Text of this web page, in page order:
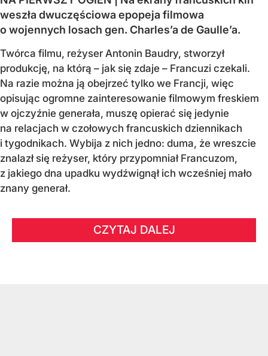
weszła dwuczęściowa epopeja filmowa
o wojennych losach gen. Charles’a de Gaulle’a.
Twórca filmu, reżyser Antonin Baudry, stworzył
produkcję, na którą – jak się zdaje – Francuzi czekali.
Na razie można ją obejrzeć tylko we Francji, więc
opisując ogromne zainteresowanie filmowym freskiem
w ojczyźnie generała, muszę opierać się jedynie
na relacjach w czołowych francuskich dziennikach
i tygodnikach. Wybija z nich jedno: duma, że wreszcie
znalazł się reżyser, który przypomniał Francuzom,
z jakiego dna upadku wydźwignął ich wcześniej mało
znany generał.
CZYTAJ DALEJ